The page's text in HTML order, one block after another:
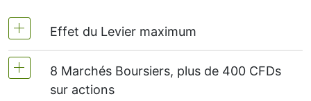
Effet du Levier maximum
MetaTrader4 & MetaTrader5 -1: 20 (marge
5%).
8 Marchés Boursiers, plus de 400 CFDs
sur actions